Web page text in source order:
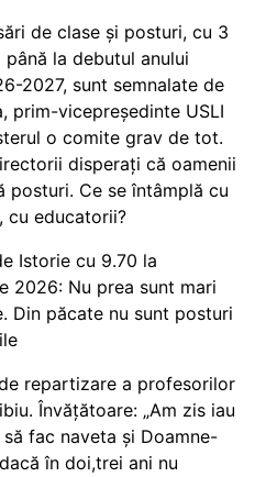
de clase și posturi, cu 3
până la debutul anului
2027, sunt semnalate de
prim-vicepreședinte USLI
o comite grav de tot.
disperați că oamenii
posturi. Ce se întâmplă cu
cu educatorii?
Istorie cu 9.70 la
2026: Nu prea sunt mari
Din păcate nu sunt posturi
repartizare a profesorilor
Învățătoare: „Am zis iau
să fac naveta și Doamne-
în doi,trei ani nu